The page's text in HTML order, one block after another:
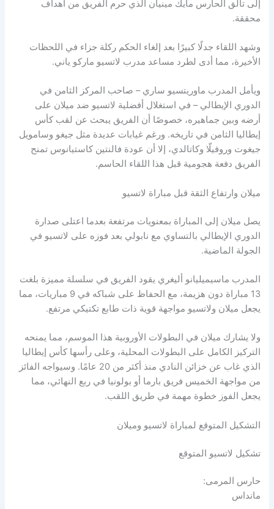
إلى تألق الحارس مايك مينيان الذي حرم الفريق من أهداف
محققة.
وشهد اللقاء جدلًا كبيرًا بعد إلغاء الحكم ركلة جزاء في اللحظات
الأخيرة، مما أدى لطرد مساعد مدرب لاتسيو ماركو ياني.
ويأمل المدرب ماوريتسيو ساري – صاحب المركز الثامن في
الدوري الإيطالي – في استغلال أفضلية لاتسيو ضد ميلان على
أرضه وبين جماهيره، خصوصًا أن الفريق يبحث عن لقب كأس
إيطاليا الثامن في تاريخه. ورغم غيابات عديدة مثل جيغو وسامويل
جيغوت وروفيلّا وكاتالدي، إلا أن عودة فالنتين كاستيانوس تمنح
الفريق دفعة هجومية قبل هذا اللقاء الحاسم.
ميلان وارتفاع الثقة قبل مباراة لاتسيو
يصل ميلان إلى المباراة بمعنويات مرتفعة بعدما اعتلى صدارة
الدوري الإيطالي بالتساوي مع نابولي بعد فوزه على لاتسيو في
الجولة الماضية.
المدرب ماسيميليانو أليغري يقود الفريق في سلسلة مميزة بلغت
13 مباراة دون هزيمة، مع الحفاظ على شباكه في 9 مباريات، مما
يجعل ميلان ولاتسيو مواجهة قوية ذات طابع تكتيكي مرتفع.
ولا يشارك ميلان في البطولات الأوروبية هذا الموسم، مما يمنحه
التركيز الكامل على البطولات المحلية، وعلى رأسها كأس إيطاليا
الذي غاب عن خزائن النادي منذ أكثر من 20 عامًا. وسيواجه الفائز
من مواجهة الخميس فريق بارما أو بولونيا في ربع النهائي، مما
يجعل الفوز خطوة مهمة في طريق اللقب.
التشكيل المتوقع لمباراة لاتسيو وميلان
تشكيل لاتسيو المتوقع
حارس المرمى:
مانداس